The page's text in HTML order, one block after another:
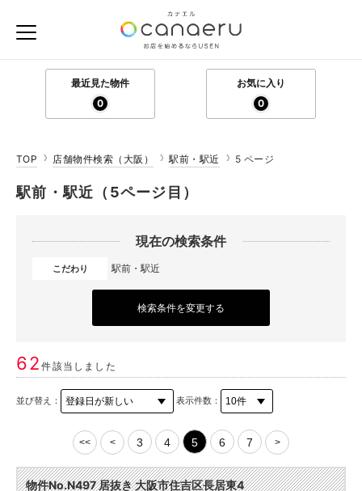
最近見た物件
0
お気に入り
0
TOP 店舗物件検索（大阪） 駅前・駅近 5 ページ
駅前・駅近（5ページ目）
現在の検索条件
こだわり 駅前・駅近
検索条件を変更する
62件該当しました
並び替え： 表示件数：
<< < 3 4 5 6 7 >
物件No.N497 居抜き 大阪市住吉区長居東4